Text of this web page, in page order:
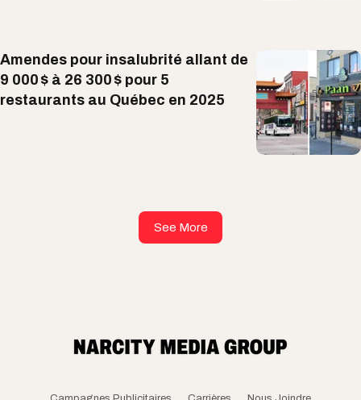
Amendes pour insalubrité allant de
9 000 $ à 26 300 $ pour 5
restaurants au Québec en 2025
See More